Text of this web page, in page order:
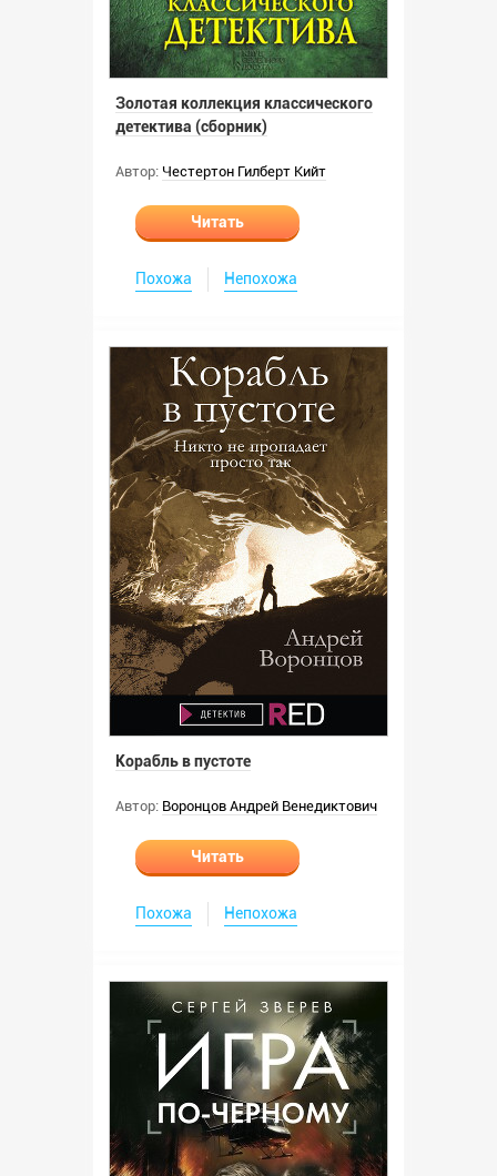
Золотая коллекция классического
детектива (сборник)
Автор: Честертон Гилберт Кийт
Читать
Похожа Непохожа
Корабль в пустоте
Автор: Воронцов Андрей Венедиктович
Читать
Похожа Непохожа